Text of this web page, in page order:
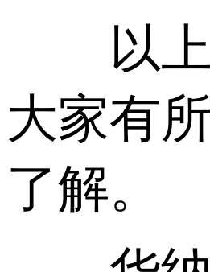
以上
大家有
了解。